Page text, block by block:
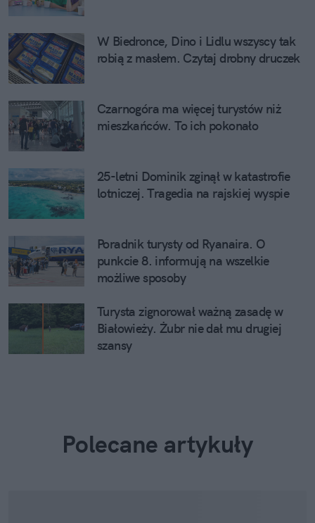
W Biedronce, Dino i Lidlu wszyscy tak
robią z masłem. Czytaj drobny druczek
Czarnogóra ma więcej turystów niż
mieszkańców. To ich pokonało
25-letni Dominik zginął w katastrofie
lotniczej. Tragedia na rajskiej wyspie
Poradnik turysty od Ryanaira. O
punkcie 8. informują na wszelkie
możliwe sposoby
Turysta zignorował ważną zasadę w
Białowieży. Żubr nie dał mu drugiej
szansy
Polecane artykuły